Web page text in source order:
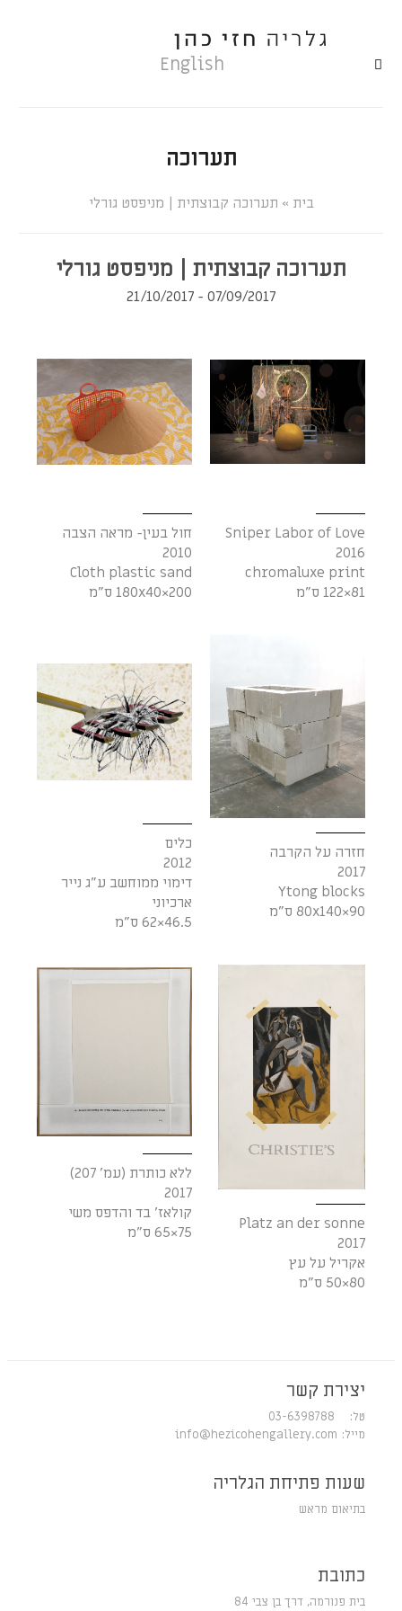
English
תערוכה
» תערוכה קבוצתית | מניפסט גורלי
תערוכה קבוצתית | מניפסט גורלי
07/09/2017 - 21/10/2017
Sniper Labor of Love
2016
chromaluxe print
81×122 ס"מ
חול בעין- מראה הצבה
2010
Cloth plastic sand
200×180x40 ס"מ
חזרה על הקרבה
2017
Ytong blocks
90×80x140 ס"מ
כלים
2012
דימוי ממוחשב ע"ג נייר
ארכיוני
46.5×62 ס"מ
Platz an der sonne
2017
אקריל על עץ
80×50 ס"מ
ללא כותרת (עמ' 207)
2017
קולאז' בד והדפס משי
75×65 ס"מ
יצירת קשר
טל: 03-6398788
מייל: info@hezicohengallery.com
שעות פתיחת הגלריה
בתיאום מראש
כתובת
בית פנורמה, דרך בן צבי 84